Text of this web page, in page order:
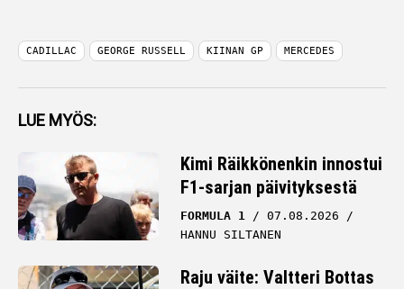
CADILLAC GEORGE RUSSELL KIINAN GP MERCEDES
LUE MYÖS:
Kimi Räikkönenkin innostui
F1-sarjan päivityksestä
FORMULA 1
07.08.2026
HANNU SILTANEN
Raju väite: Valtteri Bottas